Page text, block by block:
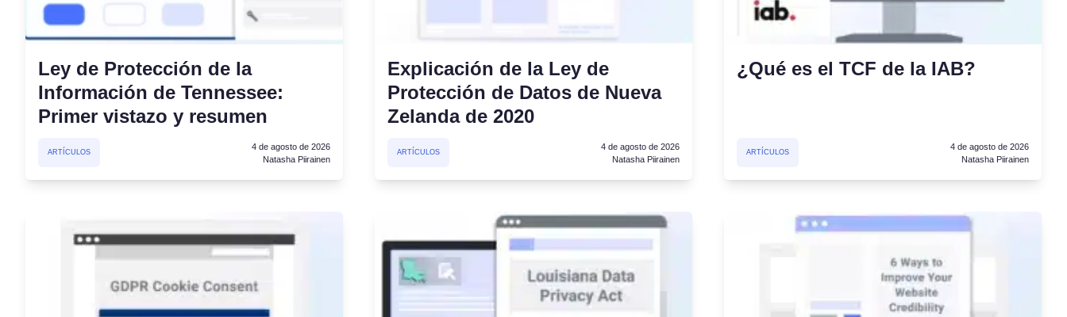
Ley de Protección de la
Información de Tennessee:
Primer vistazo y resumen
ARTÍCULOS
4 de agosto de 2026
Natasha Piirainen
Explicación de la Ley de
Protección de Datos de Nueva
Zelanda de 2020
ARTÍCULOS
4 de agosto de 2026
Natasha Piirainen
¿Qué es el TCF de la IAB?
ARTÍCULOS
4 de agosto de 2026
Natasha Piirainen